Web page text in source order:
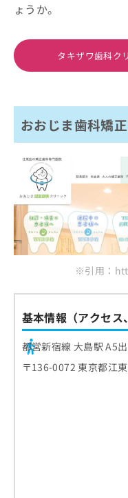
ょうか。
タキザワ歯科ク
おおじま歯科矯
※引用：
基本情報（アクセス
都営新宿線 大島駅 A5
〒136-0072 東京都江